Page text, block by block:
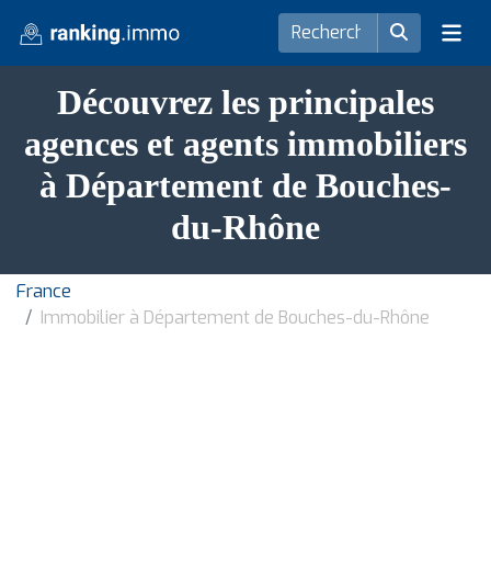
Découvrez les principales
agences et agents immobiliers
à Département de Bouches-
du-Rhône
France
Immobilier à Département de Bouches-du-Rhône